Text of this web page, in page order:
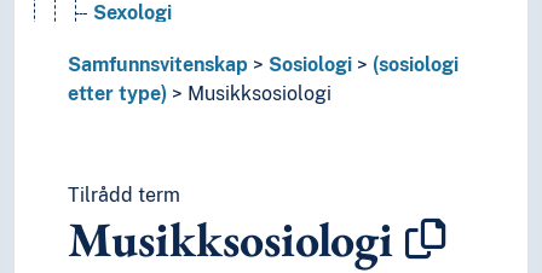
Sexologi
Sosiale bevegelser
Sosiale kontrakter
Sosiale relasjoner
Sosiale ulikheter
Samfunnsvitenskap Sosiologi
(sosiologi
etter type)
Musikksosiologi
Tilrådd term
Musikksosiologi